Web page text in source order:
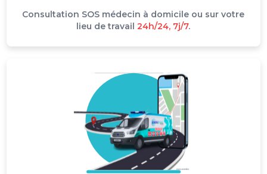
Consultation SOS médecin à domicile ou sur votre
lieu de travail 24h/24, 7j/7.